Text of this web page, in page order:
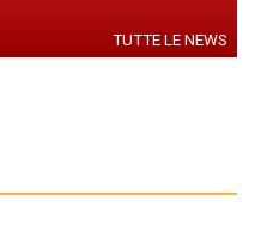
TUTTE LE NEWS